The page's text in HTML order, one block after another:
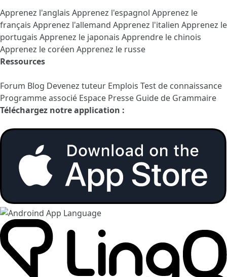
Apprenez l'anglais Apprenez l'espagnol Apprenez le
français Apprenez l'allemand Apprenez l'italien Apprenez le
portugais Apprenez le japonais Apprendre le chinois
Apprenez le coréen Apprenez le russe
Ressources
Forum Blog Devenez tuteur Emplois Test de connaissance
Programme associé Espace Presse Guide de Grammaire
Téléchargez notre application :